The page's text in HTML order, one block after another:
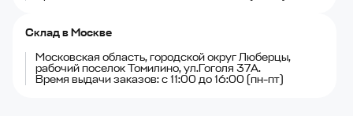
Склад в Москве
Московская область, городской округ Люберцы,
рабочий поселок Томилино, ул.Гоголя 37А.
Время выдачи заказов: с 11:00 до 16:00 (пн-пт)